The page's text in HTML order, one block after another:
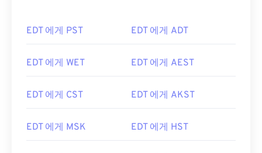
EDT 에게 PST EDT 에게 ADT
EDT 에게 WET EDT 에게 AEST
EDT 에게 CST EDT 에게 AKST
EDT 에게 MSK EDT 에게 HST